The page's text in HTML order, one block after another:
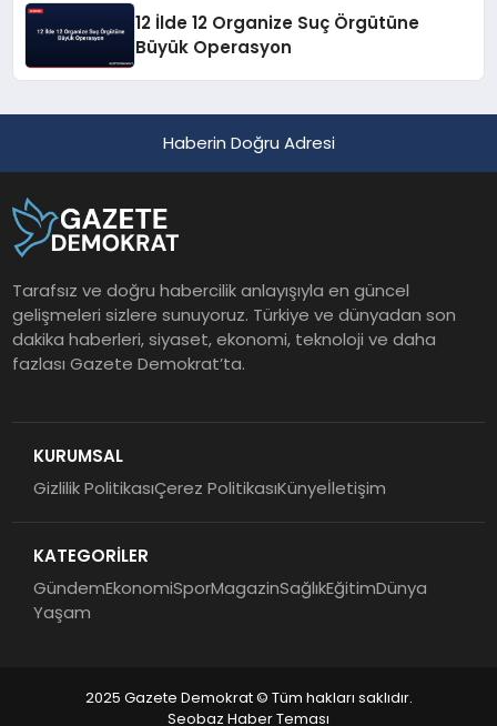
12 İlde 12 Organize Suç Örgütüne
Büyük Operasyon
Haberin Doğru Adresi
Tarafsız ve doğru habercilik anlayışıyla en güncel
gelişmeleri sizlere sunuyoruz. Türkiye ve dünyadan son
dakika haberleri, siyaset, ekonomi, teknoloji ve daha
fazlası Gazete Demokrat’ta.
KURUMSAL
Gizlilik PolitikasıÇerez PolitikasıKünyeİletişim
KATEGORİLER
GündemEkonomiSporMagazinSağlıkEğitimDünya
Yaşam
2025 Gazete Demokrat © Tüm hakları saklıdır.
Seobaz Haber Teması